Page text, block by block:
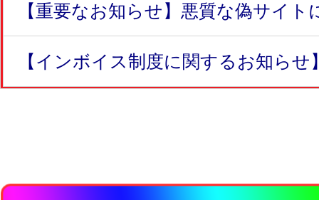
【重要なお知らせ】悪質な偽サイト
【インボイス制度に関するお知らせ